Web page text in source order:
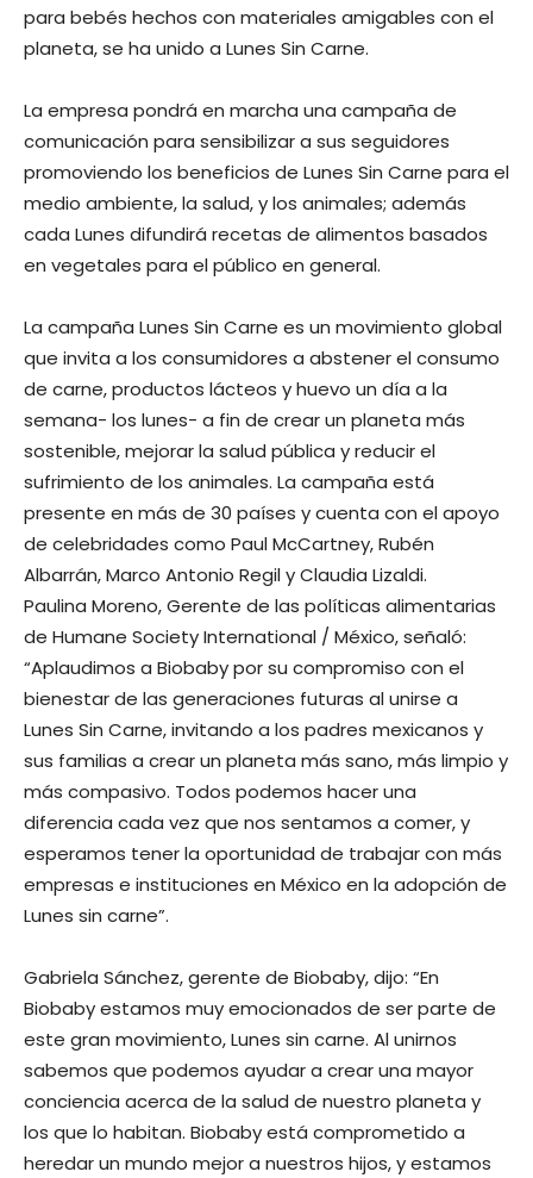
para bebés hechos con materiales amigables con el
planeta, se ha unido a Lunes Sin Carne.
La empresa pondrá en marcha una campaña de
comunicación para sensibilizar a sus seguidores
promoviendo los beneficios de Lunes Sin Carne para el
medio ambiente, la salud, y los animales; además
cada Lunes difundirá recetas de alimentos basados
en vegetales para el público en general.
La campaña Lunes Sin Carne es un movimiento global
que invita a los consumidores a abstener el consumo
de carne, productos lácteos y huevo un día a la
semana- los lunes- a fin de crear un planeta más
sostenible, mejorar la salud pública y reducir el
sufrimiento de los animales. La campaña está
presente en más de 30 países y cuenta con el apoyo
de celebridades como Paul McCartney, Rubén
Albarrán, Marco Antonio Regil y Claudia Lizaldi.
Paulina Moreno, Gerente de las políticas alimentarias
de Humane Society International / México, señaló:
“Aplaudimos a Biobaby por su compromiso con el
bienestar de las generaciones futuras al unirse a
Lunes Sin Carne, invitando a los padres mexicanos y
sus familias a crear un planeta más sano, más limpio y
más compasivo. Todos podemos hacer una
diferencia cada vez que nos sentamos a comer, y
esperamos tener la oportunidad de trabajar con más
empresas e instituciones en México en la adopción de
Lunes sin carne”.
Gabriela Sánchez, gerente de Biobaby, dijo: “En
Biobaby estamos muy emocionados de ser parte de
este gran movimiento, Lunes sin carne. Al unirnos
sabemos que podemos ayudar a crear una mayor
conciencia acerca de la salud de nuestro planeta y
los que lo habitan. Biobaby está comprometido a
heredar un mundo mejor a nuestros hijos, y estamos